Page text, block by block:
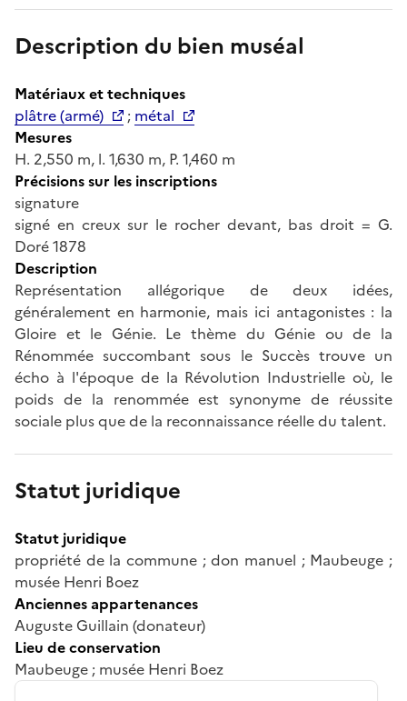
Description du bien muséal
Matériaux et techniques
plâtre (armé)
; métal
Mesures
H. 2,550 m, l. 1,630 m, P. 1,460 m
Précisions sur les inscriptions
signature
signé en creux sur le rocher devant, bas droit = G.
Doré 1878
Description
Représentation allégorique de deux idées,
généralement en harmonie, mais ici antagonistes : la
Gloire et le Génie. Le thème du Génie ou de la
Rénommée succombant sous le Succès trouve un
écho à l'époque de la Révolution Industrielle où, le
poids de la renommée est synonyme de réussite
sociale plus que de la reconnaissance réelle du talent.
Statut juridique
Statut juridique
propriété de la commune ; don manuel ; Maubeuge ;
musée Henri Boez
Anciennes appartenances
Auguste Guillain (donateur)
Lieu de conservation
Maubeuge ; musée Henri Boez